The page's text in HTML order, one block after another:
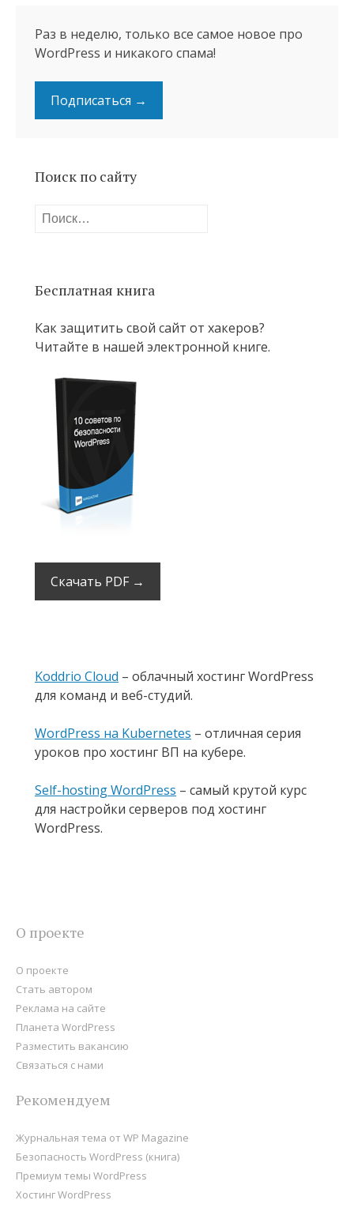
Раз в неделю, только все самое новое про
WordPress и никакого спама!
Подписаться →
Поиск по сайту
Найти:
Бесплатная книга
Как защитить свой сайт от хакеров?
Читайте в нашей электронной книге.
Скачать PDF →
Koddrio Cloud – облачный хостинг WordPress
для команд и веб-студий.
WordPress на Kubernetes – отличная серия
уроков про хостинг ВП на кубере.
Self-hosting WordPress – самый крутой курс
для настройки серверов под хостинг
WordPress.
О проекте
О проекте
Стать автором
Реклама на сайте
Планета WordPress
Разместить вакансию
Связаться с нами
Рекомендуем
Журнальная тема от WP Magazine
Безопасность WordPress (книга)
Премиум темы WordPress
Хостинг WordPress